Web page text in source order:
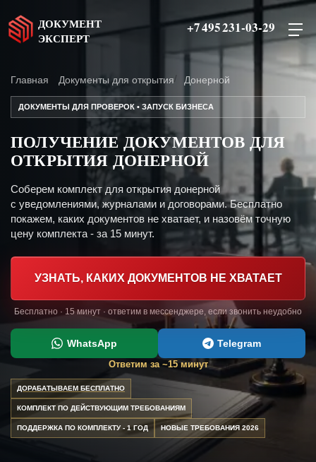
ДОКУМЕНТ
ЭКСПЕРТ
+7 495 231-03-29
Главная Документы для открытия Донерной
ДОКУМЕНТЫ ДЛЯ ПРОВЕРОК • ЗАПУСК БИЗНЕСА
ПОЛУЧЕНИЕ ДОКУМЕНТОВ ДЛЯ
ОТКРЫТИЯ ДОНЕРНОЙ
Соберем комплект для открытия донерной
с уведомлениями, журналами и договорами. Бесплатно
покажем, каких документов не хватает, и назовём точную
цену комплекта - за 15 минут.
УЗНАТЬ, КАКИХ ДОКУМЕНТОВ НЕ ХВАТАЕТ
Бесплатно · 15 минут · ответим в мессенджере, если звонить неудобно
WhatsApp Telegram
Ответим за ~15 минут
ДОРАБАТЫВАЕМ БЕСПЛАТНО
КОМПЛЕКТ ПО ДЕЙСТВУЮЩИМ ТРЕБОВАНИЯМ
ПОДДЕРЖКА ПО КОМПЛЕКТУ - 1 ГОД НОВЫЕ ТРЕБОВАНИЯ 2026